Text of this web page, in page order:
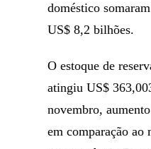
doméstico
US$ 8,2 bilhões.
O estoque de
atingiu US$
novembro,
em comparação ao